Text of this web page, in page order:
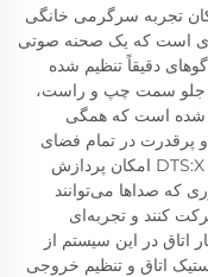
تجربه سرگرمی خانگی
است که یک صحنه صوتی
دقیقاً تنظیم شده
جلو سمت چپ و راست،
شده است که همگی
پرقدرت در تمام فضای
اتاق تولید کنند. پشتیبانی از Dolby Atmos و DTS:X امکان پردازش
که صداها می‌توانند
کنند و تجربه‌ای
اتاق در این سیستم از
اتاق و تنظیم خروجی